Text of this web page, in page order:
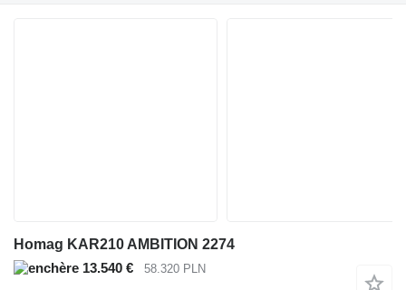
Homag KAR210 AMBITION 2274
13.540 €
58.320 PLN